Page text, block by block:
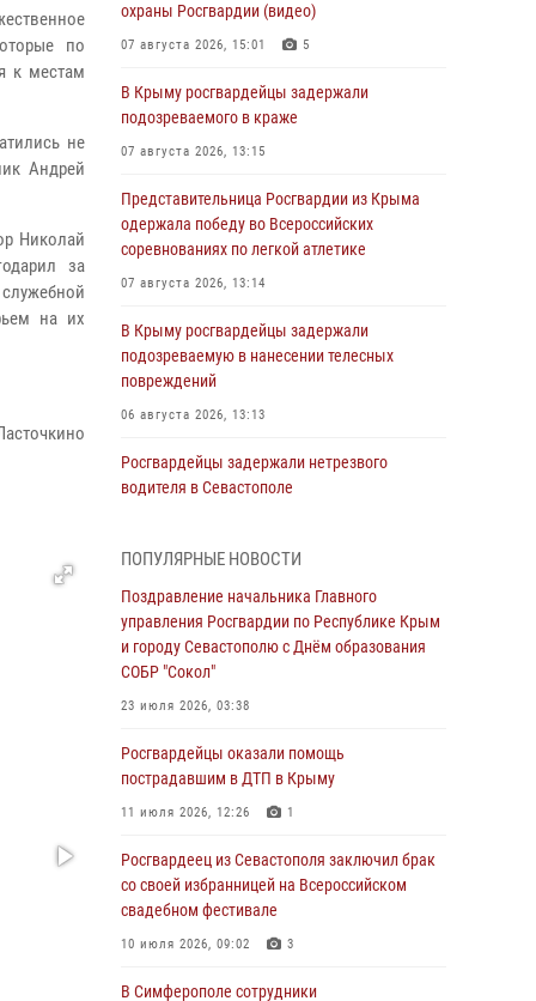
по
к местам
не
Андрей
Николай
за
на их
охраны Росгвардии (видео)
07 августа 2026, 15:01 5
В Крыму росгвардейцы задержали
подозреваемого в краже
07 августа 2026, 13:15
Представительница Росгвардии из Крыма
одержала победу во Всероссийских
соревнованиях по легкой атлетике
07 августа 2026, 13:14
В Крыму росгвардейцы задержали
подозреваемую в нанесении телесных
повреждений
06 августа 2026, 13:13
Росгвардейцы задержали нетрезвого
водителя в Севастополе
Росгвардейцы в Севастополе дважды
задержали крымчанина при попытке кражи
04 августа 2026, 12:52
В Симферополе сотрудники Росгвардии
задержали нетрезвого мужчину
Росгвардия в Крыму и Севастополе
задержала ряд правонарушителей
В Симферополе росгвардейцы задержали
гражданина, подозреваемого в совершении
серии краж
ПОПУЛЯРНЫЕ НОВОСТИ
Поздравление начальника Главного
управления Росгвардии по Республике Крым
и городу Севастополю с Днём образования
СОБР "Сокол"
23 июля 2026, 03:38
Росгвардейцы оказали помощь
пострадавшим в ДТП в Крыму
11 июля 2026, 12:26 1
Росгвардеец из Севастополя заключил брак
со своей избранницей на Всероссийском
свадебном фестивале
10 июля 2026, 09:02 3
В Симферополе сотрудники